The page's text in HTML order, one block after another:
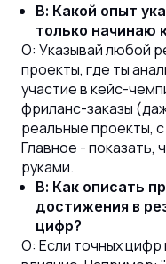
В: Какой опыт
только начинаю
О: Указывай любой
проекты, где ты
участие в кейс-
фриланс-заказы
реальные проекты,
Главное - показать,
руками.
В: Как описать
достижения в
цифр?
О: Если точных цифр